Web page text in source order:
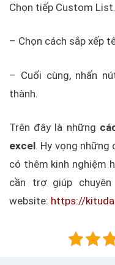
Chọn tiếp Custom
– Chọn cách sắp xếp
– Cuối cùng, nhấn
thành.
Trên đây là những
excel. Hy vọng những
có thêm kinh nghiệm
cần trợ giúp
website: https://